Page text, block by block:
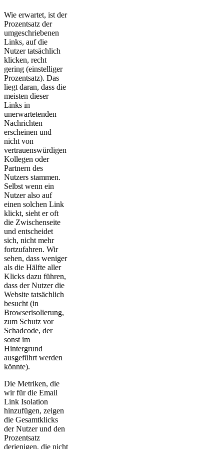
Wie erwartet, ist der
Prozentsatz der
umgeschriebenen
Links, auf die
Nutzer tatsächlich
klicken, recht
gering (einstelliger
Prozentsatz). Das
liegt daran, dass die
meisten dieser
Links in
unerwartetenden
Nachrichten
erscheinen und
nicht von
vertrauenswürdigen
Kollegen oder
Partnern des
Nutzers stammen.
Selbst wenn ein
Nutzer also auf
einen solchen Link
klickt, sieht er oft
die Zwischenseite
und entscheidet
sich, nicht mehr
fortzufahren. Wir
sehen, dass weniger
als die Hälfte aller
Klicks dazu führen,
dass der Nutzer die
Website tatsächlich
besucht (in
Browserisolierung,
zum Schutz vor
Schadcode, der
sonst im
Hintergrund
ausgeführt werden
könnte).
Die Metriken, die
wir für die Email
Link Isolation
hinzufügen, zeigen
die Gesamtklicks
der Nutzer und den
Prozentsatz
derjenigen, die nicht